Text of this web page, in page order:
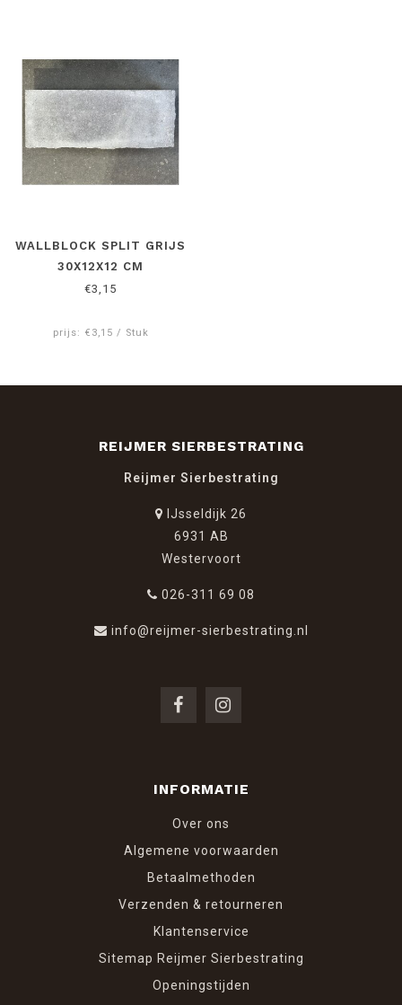
WALLBLOCK SPLIT GRIJS
30X12X12 CM
€3,15
prijs: €3,15 / Stuk
REIJMER SIERBESTRATING
Reijmer Sierbestrating
IJsseldijk 26
6931 AB
Westervoort
026-311 69 08
info@reijmer-sierbestrating.nl
INFORMATIE
Over ons
Algemene voorwaarden
Betaalmethoden
Verzenden & retourneren
Klantenservice
Sitemap Reijmer Sierbestrating
Openingstijden